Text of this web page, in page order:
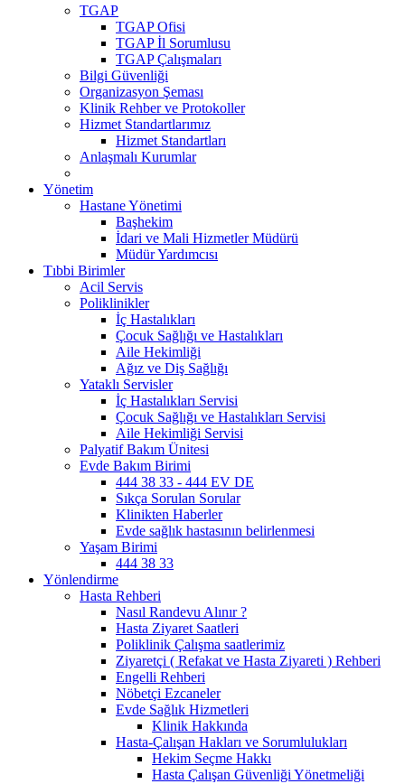
TGAP
TGAP Ofisi
TGAP İl Sorumlusu
TGAP Çalışmaları
Bilgi Güvenliği
Organizasyon Şeması
Klinik Rehber ve Protokoller
Hizmet Standartlarımız
Hizmet Standartları
Anlaşmalı Kurumlar
Yönetim
Hastane Yönetimi
Başhekim
İdari ve Mali Hizmetler Müdürü
Müdür Yardımcısı
Tıbbi Birimler
Acil Servis
Poliklinikler
İç Hastalıkları
Çocuk Sağlığı ve Hastalıkları
Aile Hekimliği
Ağız ve Diş Sağlığı
Yataklı Servisler
İç Hastalıkları Servisi
Çocuk Sağlığı ve Hastalıkları Servisi
Aile Hekimliği Servisi
Palyatif Bakım Ünitesi
Evde Bakım Birimi
444 38 33 - 444 EV DE
Sıkça Sorulan Sorular
Klinikten Haberler
Evde sağlık hastasının belirlenmesi
Yaşam Birimi
444 38 33
Yönlendirme
Hasta Rehberi
Nasıl Randevu Alınır ?
Hasta Ziyaret Saatleri
Poliklinik Çalışma saatlerimiz
Ziyaretçi ( Refakat ve Hasta Ziyareti ) Rehberi
Engelli Rehberi
Nöbetçi Ezcaneler
Evde Sağlık Hizmetleri
Klinik Hakkında
Hasta-Çalışan Hakları ve Sorumlulukları
Hekim Seçme Hakkı
Hasta Çalışan Güvenliği Yönetmeliği